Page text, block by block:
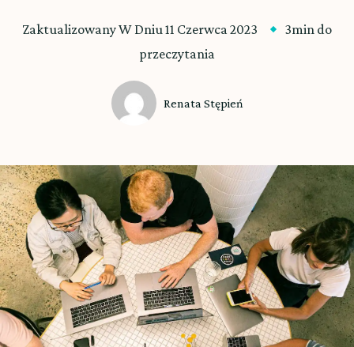
Zaktualizowany W Dniu11 Czerwca 2023
3min do
przeczytania
Renata Stępień